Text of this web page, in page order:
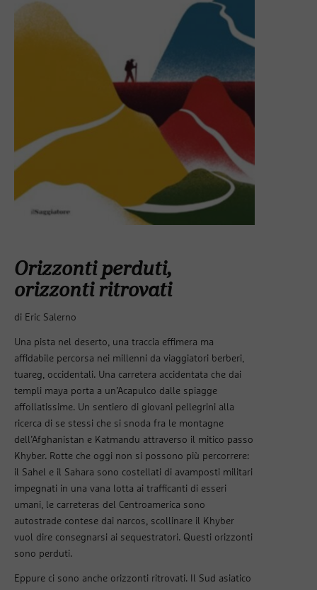
Orizzonti perduti,
orizzonti ritrovati
di Eric Salerno
Una pista nel deserto, una traccia effimera ma
affidabile percorsa nei millenni da viaggiatori berberi,
tuareg, occidentali. Una carretera accidentata che dai
templi maya porta a un’Acapulco dalle spiagge
affollatissime. Un sentiero di giovani pellegrini alla
ricerca di se stessi che si snoda fra le montagne
dell’Afghanistan e Katmandu attraverso il mitico passo
Khyber. Rotte che oggi non si possono più percorrere:
il Sahel e il Sahara sono costellati di avamposti militari
impegnati in una vana lotta ai trafficanti di esseri
umani, le carreteras del Centroamerica sono
autostrade contese dai narcos, scollinare il Khyber
vuol dire consegnarsi ai sequestratori. Questi orizzonti
sono perduti.
Eppure ci sono anche orizzonti ritrovati. Il Sud asiatico